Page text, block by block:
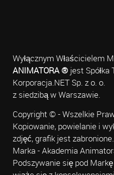
Wyłącznym Właścicielem
ANIMATORA ®jest Spółka
Korporacja.NET Sp. z o. o.
z siedzibą w Warszawie.
Copyright © - Wszelkie
Kopiowanie, powielanie i
zdjęć, grafik jest zabronione.
Marka - Akademia
Podszywanie się pod